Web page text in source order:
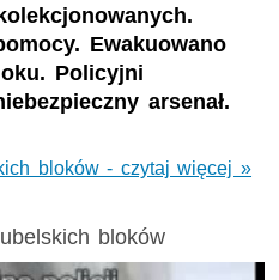
Ewakuowano
Policyjni
arsenał.
bloków - czytaj więcej »
bloków